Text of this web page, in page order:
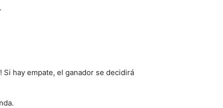
hay empate, el ganador se decidirá